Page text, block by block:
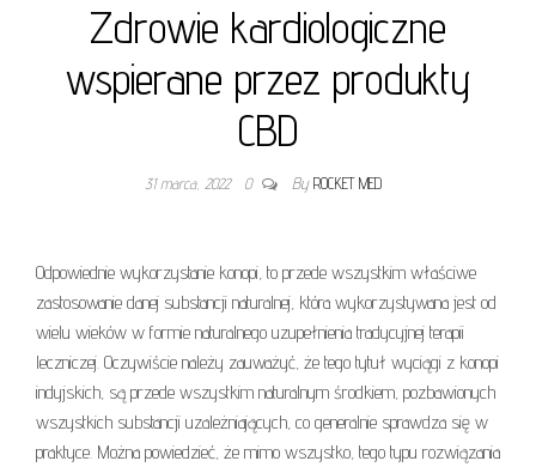
Zdrowie kardiologiczne
wspierane przez produkty
CBD
31 marca, 2022 0 By ROCKET MED
Odpowiednie wykorzystanie konopi, to przede wszystkim właściwe
zastosowanie danej substancji naturalnej, która wykorzystywana jest od
wielu wieków w formie naturalnego uzupełnienia tradycyjnej terapii
leczniczej. Oczywiście należy zauważyć, że tego tytuł wyciągi z konopi
indyjskich, są przede wszystkim naturalnym środkiem, pozbawionych
wszystkich substancji uzależniających, co generalnie sprawdza się w
praktyce. Można powiedzieć, że mimo wszystko, tego typu rozwiązania